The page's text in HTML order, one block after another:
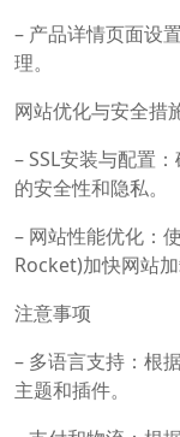
– 产品详情页面设
理。
网站优化与安全措
– SSL安装与配置
的安全性和隐私。
– 网站性能优化：
Rocket)加快网站加
注意事项
– 多语言支持：根
主题和插件。